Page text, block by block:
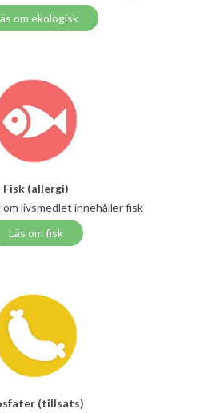
om ekologisk
Fisk (allergi)
livsmedlet innehåller fisk
Läs om fisk
(tillsats)